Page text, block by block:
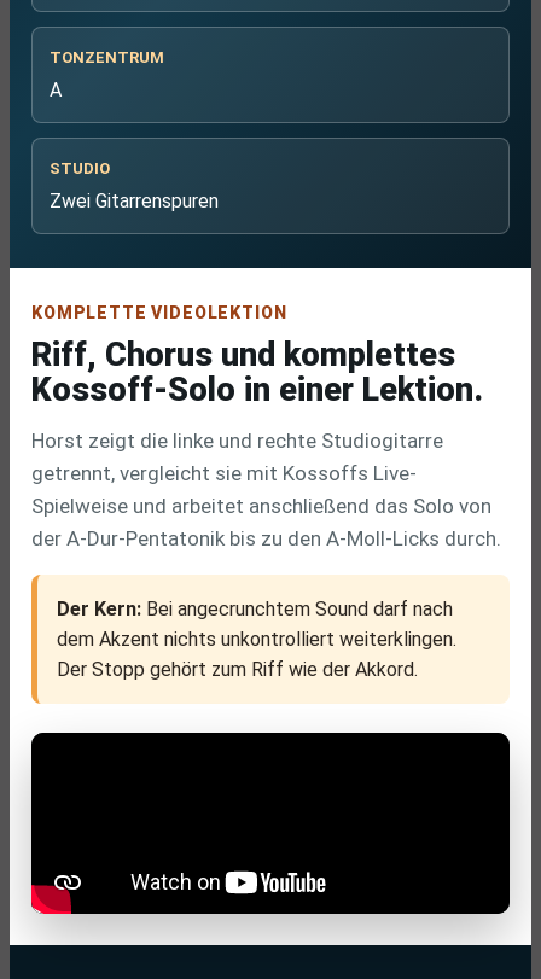
TONZENTRUM
A
STUDIO
Zwei Gitarrenspuren
KOMPLETTE VIDEOLEKTION
Riff, Chorus und komplettes
Kossoff-Solo in einer Lektion.
Horst zeigt die linke und rechte Studiogitarre
getrennt, vergleicht sie mit Kossoffs Live-
Spielweise und arbeitet anschließend das Solo von
der A-Dur-Pentatonik bis zu den A-Moll-Licks durch.
Der Kern: Bei angecrunchtem Sound darf nach
dem Akzent nichts unkontrolliert weiterklingen.
Der Stopp gehört zum Riff wie der Akkord.